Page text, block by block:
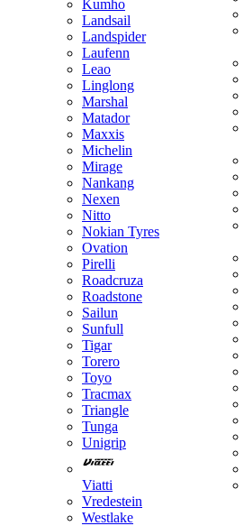
Kumho
Landsail
Landspider
Laufenn
Leao
Linglong
Marshal
Matador
Maxxis
Michelin
Mirage
Nankang
Nexen
Nitto
Nokian Tyres
Ovation
Pirelli
Roadcruza
Roadstone
Sailun
Sunfull
Tigar
Torero
Toyo
Tracmax
Triangle
Tunga
Unigrip
Viatti
Vredestein
Westlake